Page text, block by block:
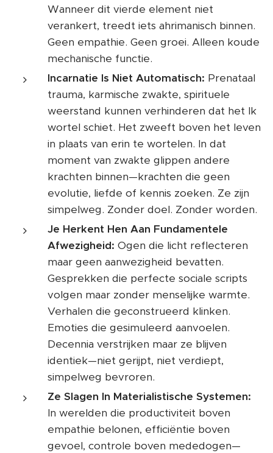
Wanneer dit vierde element niet
verankert, treedt iets ahrimanisch binnen.
Geen empathie. Geen groei. Alleen koude
mechanische functie.
Incarnatie Is Niet Automatisch: Prenataal
trauma, karmische zwakte, spirituele
weerstand kunnen verhinderen dat het Ik
wortel schiet. Het zweeft boven het leven
in plaats van erin te wortelen. In dat
moment van zwakte glippen andere
krachten binnen—krachten die geen
evolutie, liefde of kennis zoeken. Ze zijn
simpelweg. Zonder doel. Zonder worden.
Je Herkent Hen Aan Fundamentele
Afwezigheid: Ogen die licht reflecteren
maar geen aanwezigheid bevatten.
Gesprekken die perfecte sociale scripts
volgen maar zonder menselijke warmte.
Verhalen die geconstrueerd klinken.
Emoties die gesimuleerd aanvoelen.
Decennia verstrijken maar ze blijven
identiek—niet gerijpt, niet verdiept,
simpelweg bevroren.
Ze Slagen In Materialistische Systemen:
In werelden die productiviteit boven
empathie belonen, efficiëntie boven
gevoel, controle boven mededogen—